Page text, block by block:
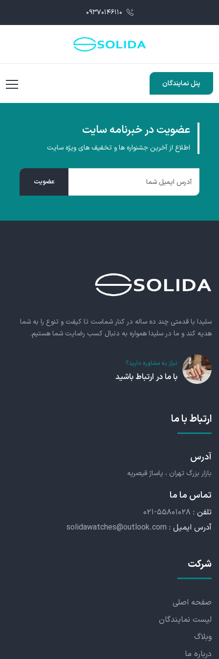
پنل نمایندگان
عضویت در خبرنامه سایت
اطلاع از آخرین جشنواره ها و تخفیف های ویژه سایت
سلیدا با قدمتی چند ده ساله در کنار شماست تا کیفت و تنوع را به شما
هدیه کند و ما در سلیدا همواره به دنبال کسب رضایت شما هستیم.
نیاز به مشاوره دارید؟
با ما در ارتباط باشید
ارتباط با ما
آدرس
بازار بزرگ تهران ، پاساژ قیصریه
تماس ما ما
تلفن : ۰۲۱-۵۵۸۰۱۰۲۸
آدرس ایمیل : solidawatches@outlook.com
شرکت
صفحه اصلی
لیست نمایندگان
وبلاگ
درباره ما